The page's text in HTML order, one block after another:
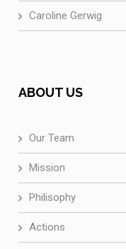
Caroline Gerwig
ABOUT US
Our Team
Mission
Philisophy
Actions